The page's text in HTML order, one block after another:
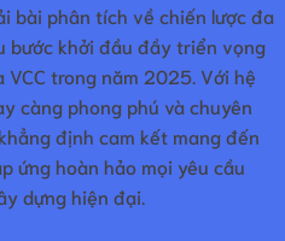
bài phân tích về chiến lược đa
bước khởi đầu đầy triển vọng
trong năm 2025. Với hệ
càng phong phú và chuyên
định cam kết mang đến
ứng hoàn hảo mọi yêu cầu
dựng hiện đại.